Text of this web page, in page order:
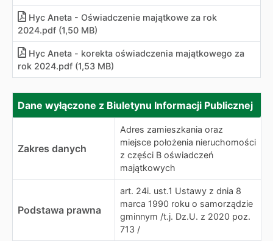
Hyc Aneta - Oświadczenie majątkowe za rok
2024.pdf (1,50 MB)
Hyc Aneta - korekta oświadczenia majątkowego za
rok 2024.pdf (1,53 MB)
Dane wyłączone z Biuletynu Informacji Publicznej
Dane wyłączone z Biuletynu Informacji Publicznej
Zakres danych
Adres zamieszkania oraz
miejsce położenia nieruchomości
z części B oświadczeń
majątkowych
Podstawa prawna
art. 24i. ust.1 Ustawy z dnia 8
marca 1990 roku o samorządzie
gminnym /t.j. Dz.U. z 2020 poz.
713 /